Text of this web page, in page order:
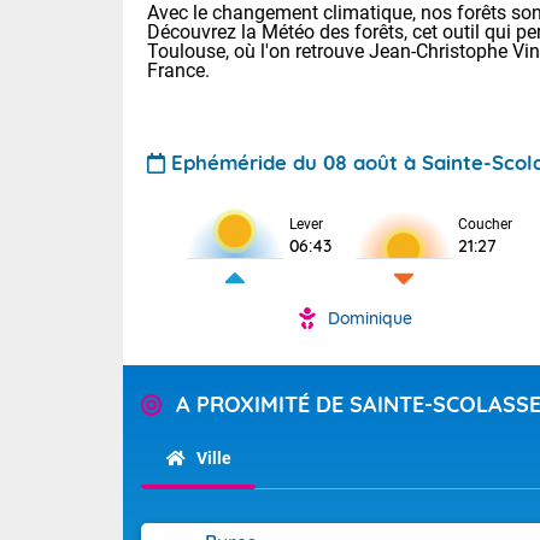
Pour la
Tendance
Avec le changement climatique, nos forêts
Découvrez la Météo des forêts, cet outil qui
Toulouse, où l'on retrouve Jean-Christophe
France.
Ephéméride du 08 août à Sainte-
Lever
06:43
Coucher
21:27
Dominique
A PROXIMITÉ DE SAINTE-
Ville
Voici les
: 22/28 Paris
Clermont-
Lille : 22/29
Cet après-
Très